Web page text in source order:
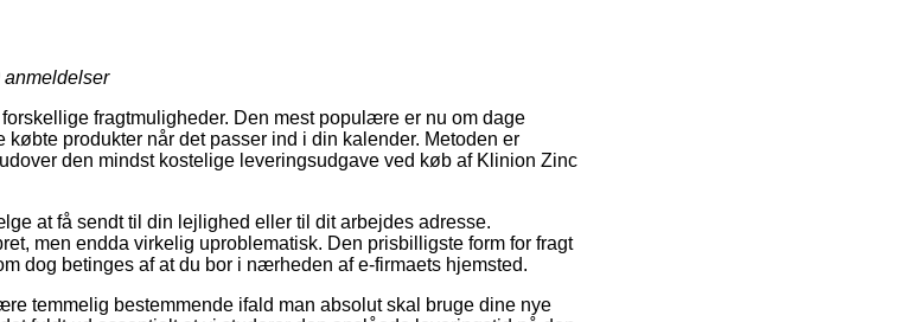
anmeldelser
fragtmuligheder. Den mest populære er nu om dage
produkter når det passer ind i din kalender. Metoden er
den mindst kostelige leveringsudgave ved køb af Klinion Zinc
at få sendt til din lejlighed eller til dit arbejdes adresse.
men endda virkelig uproblematisk. Den prisbilligste form for fragt
dog betinges af at du bor i nærheden af e-firmaets hjemsted.
temmelig bestemmende ifald man absolut skal bruge dine nye